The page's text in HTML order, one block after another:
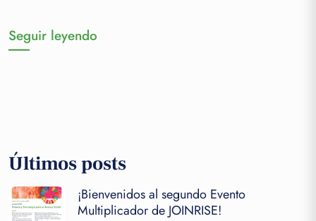
Seguir leyendo
Últimos posts
¡Bienvenidos al segundo Evento
Multiplicador de JOINRISE!